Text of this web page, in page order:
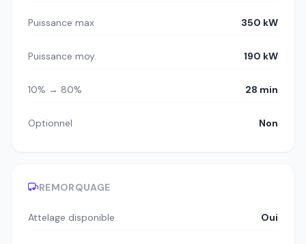
Puissance max 350 kW
Puissance moy. 190 kW
10% → 80% 28 min
Optionnel Non
REMORQUAGE
Attelage disponible Oui